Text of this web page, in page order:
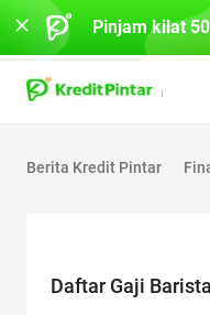
Berita Kredit Pintar
Daftar Gaji
Pinjam kilat